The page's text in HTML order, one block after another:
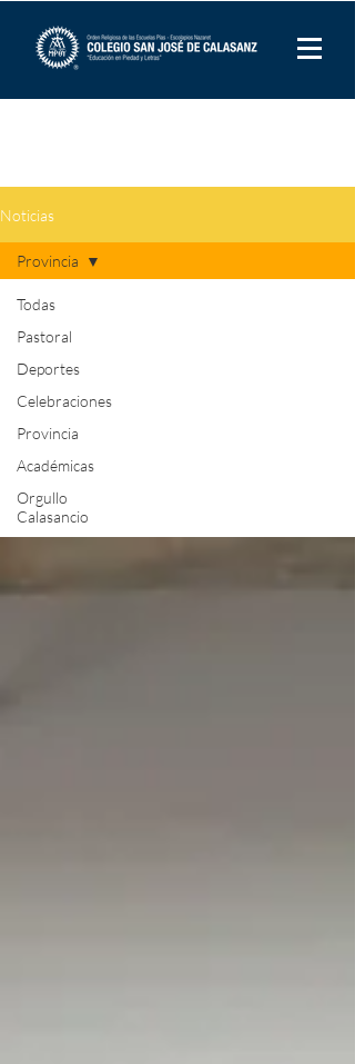
Noticias
Todas
Pastoral
Deportes
Celebraciones
Provincia
Académicas
Orgullo
Calasancio
Provincia
Provincia
Orden